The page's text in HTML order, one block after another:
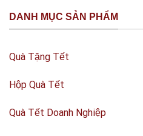
DANH MỤC SẢN PHẨM
Quà Tặng Tết
Hộp Quà Tết
Quà Tết Doanh Nghiệp